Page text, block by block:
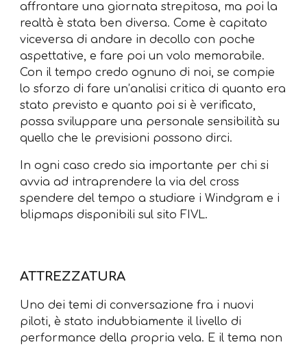
affrontare una giornata strepitosa, ma poi la
realtà è stata ben diversa. Come è capitato
viceversa di andare in decollo con poche
aspettative, e fare poi un volo memorabile.
Con il tempo credo ognuno di noi, se compie
lo sforzo di fare un’analisi critica di quanto era
stato previsto e quanto poi si è verificato,
possa sviluppare una personale sensibilità su
quello che le previsioni possono dirci.
In ogni caso credo sia importante per chi si
avvia ad intraprendere la via del cross
spendere del tempo a studiare i Windgram e i
blipmaps disponibili sul sito FIVL.
ATTREZZATURA
Uno dei temi di conversazione fra i nuovi
piloti, è stato indubbiamente il livello di
performance della propria vela. E il tema non